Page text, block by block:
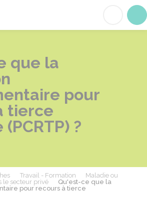
que la
pour
tierce
?
Travail - Formation
Maladie ou
le secteur privé
Qu'est-ce que la
pour recours à tierce